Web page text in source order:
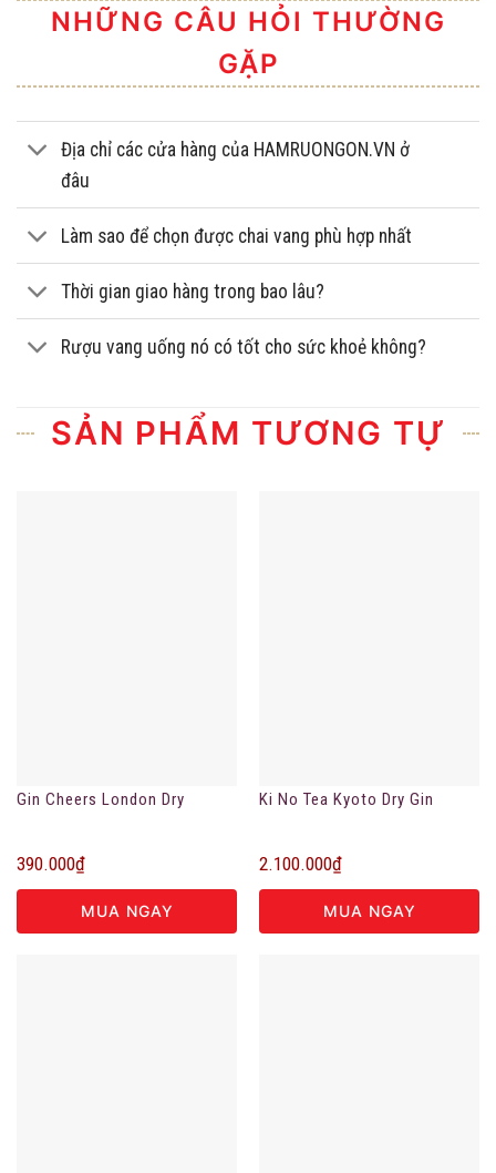
NHỮNG CÂU HỎI THƯỜNG
GẶP
Địa chỉ các cửa hàng của HAMRUONGON.VN ở
đâu
Làm sao để chọn được chai vang phù hợp nhất
Thời gian giao hàng trong bao lâu?
Rượu vang uống nó có tốt cho sức khoẻ không?
SẢN PHẨM TƯƠNG TỰ
Gin Cheers London Dry
390.000₫
MUA NGAY
Ki No Tea Kyoto Dry Gin
2.100.000₫
MUA NGAY